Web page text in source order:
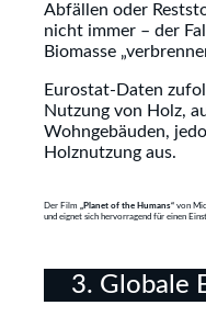
Abfällen oder
nicht immer – der
Biomasse
Eurostat-Daten
Nutzung von Holz,
Wohngebäuden,
Holznutzung aus.
Der Film „Planet of the Humans“ von
und eignet sich hervorragend für einen
3. Globale